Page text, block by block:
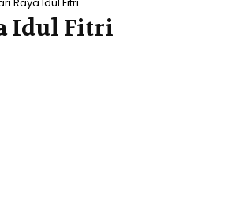
Raya Idul Fitri
Idul Fitri